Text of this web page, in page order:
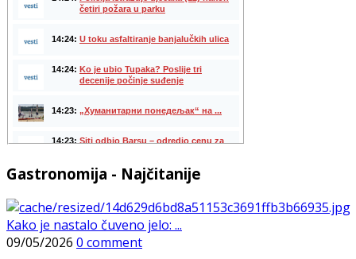
Gastronomija - Najčitanije
Kako je nastalo čuveno jelo: ...
09/05/2026 0 comment